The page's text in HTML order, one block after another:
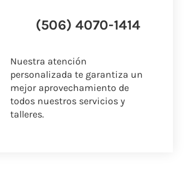
(506) 4070-1414
Nuestra atención
personalizada te garantiza un
mejor aprovechamiento de
todos nuestros servicios y
talleres.